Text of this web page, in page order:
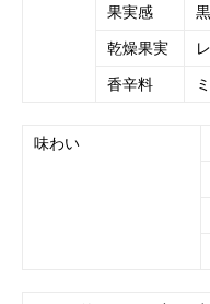
果実感
乾燥果実
香辛料
味わい